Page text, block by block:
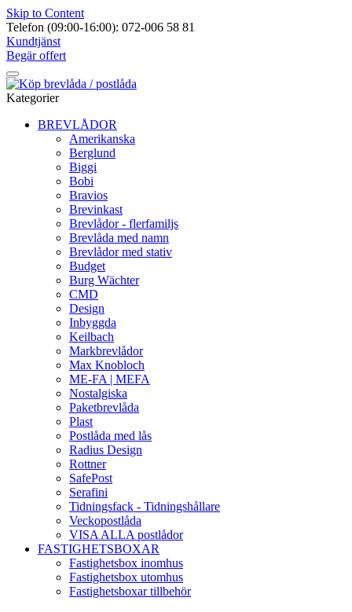
Skip to Content
Telefon (09:00-16:00): 072-006 58 81
Kundtjänst
Begär offert
Kategorier
BREVLÅDOR
Amerikanska
Berglund
Biggi
Bobi
Bravios
Brevinkast
Brevlådor - flerfamiljs
Brevlåda med namn
Brevlådor med stativ
Budget
Burg Wächter
CMD
Design
Inbyggda
Keilbach
Markbrevlådor
Max Knobloch
ME-FA | MEFA
Nostalgiska
Paketbrevlåda
Plast
Postlåda med lås
Radius Design
Rottner
SafePost
Serafini
Tidningsfack - Tidningshållare
Veckopostlåda
VISA ALLA postlådor
FASTIGHETSBOXAR
Fastighetsbox inomhus
Fastighetsbox utomhus
Fastighetsboxar tillbehör